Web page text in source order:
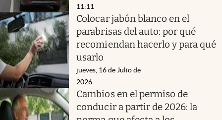
11:11
Colocar jabón blanco en el
parabrisas del auto: por qué
recomiendan hacerlo y para qué
usarlo
jueves, 16 de Julio de
2026
Cambios en el permiso de
conducir a partir de 2026: la